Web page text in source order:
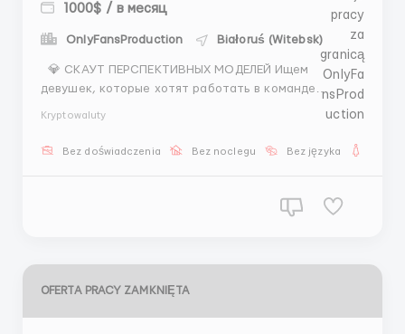
1000$ / в месяц
OnlyFansProduction Białoruś (Witebsk)
💎 СКАУТ ПЕРСПЕКТИВНЫХ МОДЕЛЕЙ Ищем
девушек, которые хотят работать в команде
— собирать фото и делать презентации — общаться
Kryptowaluty
Bez doświadczenia Bez noclegu Bez języka
OFERTA PRACY ZAMKNIĘTA